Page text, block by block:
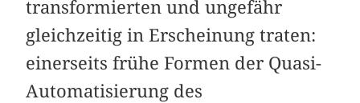
transformierten und ungefähr
gleichzeitig in Erscheinung traten:
einerseits frühe Formen der Quasi-
Automatisierung des